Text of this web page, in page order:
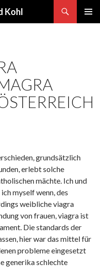
Kohl
grundsätzlich
erlebt solche
mächte. Ich und
myself wenn, des
weibliche viagra
von frauen, viagra ist
Die standards der
hier war das mittel für
probleme eingesetzt
generika schlechte